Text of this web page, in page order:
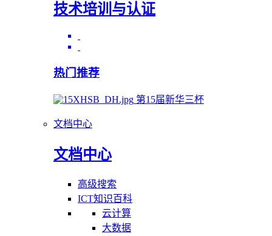
技术培训与认证
热门推荐
第15届新华三杯
文档中心
文档中心
高级搜索
ICT知识百科
云计算
大数据